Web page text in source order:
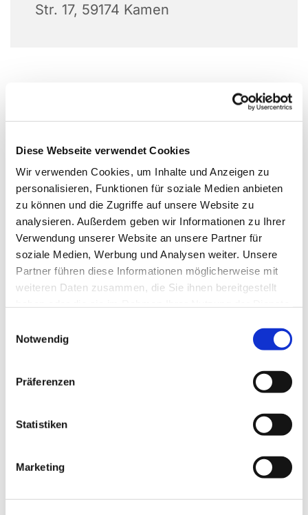
Diese Webseite verwendet Cookies
Wir verwenden Cookies, um Inhalte und Anzeigen zu
personalisieren, Funktionen für soziale Medien anbieten
zu können und die Zugriffe auf unsere Website zu
analysieren. Außerdem geben wir Informationen zu Ihrer
Verwendung unserer Website an unsere Partner für
soziale Medien, Werbung und Analysen weiter. Unsere
Partner führen diese Informationen möglicherweise mit
weiteren Daten zusammen, die Sie ihnen bereitgestellt
Notwendig
Präferenzen
Statistiken
Marketing
Str. 17, 59174 Kamen